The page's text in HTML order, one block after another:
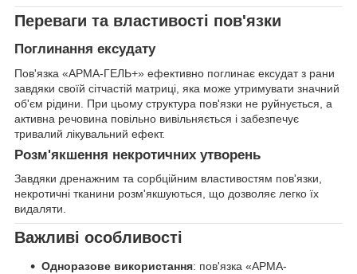
Переваги та властивості пов'язки
Поглинання ексудату
Пов'язка «АРМА-ГЕЛЬ+» ефективно поглинає ексудат з рани
завдяки своїй сітчастій матриці, яка може утримувати значний
об'єм рідини. При цьому структура пов'язки не руйнується, а
активна речовина повільно вивільняється і забезпечує
тривалий лікувальний ефект.
Розм'якшення некротичних утворень
Завдяки дренажним та сорбційним властивостям пов'язки,
некротичні тканини розм'якшуються, що дозволяє легко їх
видаляти.
Важливі особливості
Одноразове використання: пов'язка «АРМА-